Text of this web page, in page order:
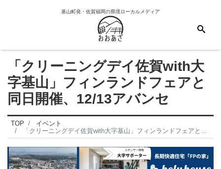
基山町発・佐賀福岡の県境ローカルメディア
「クリーニングデイ佐賀with大
字基山」フィンランドフェアと
同日開催、12/13アバンセ
TOP
イベント
「クリーニングデイ佐賀with大字基山」フィンランドフェアと同日開催、12/13アバンセ